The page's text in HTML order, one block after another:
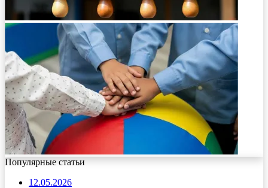
Популярные статьи
12.05.2026